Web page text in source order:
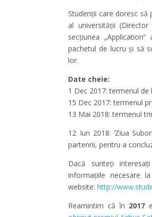
Studenții care doresc să
al universității
secțiunea
pachetul de lucru și să
lor.
Date cheie:
1 Dec 2017: termenul de
15 Dec 2017: termenul
13 Mai 2018: termenul
12 Iun 2018: ‘Ziua
partenrii, pentru a
Dacă sunteți
informațiile necesare
website:http://
Reamintim că în 2017